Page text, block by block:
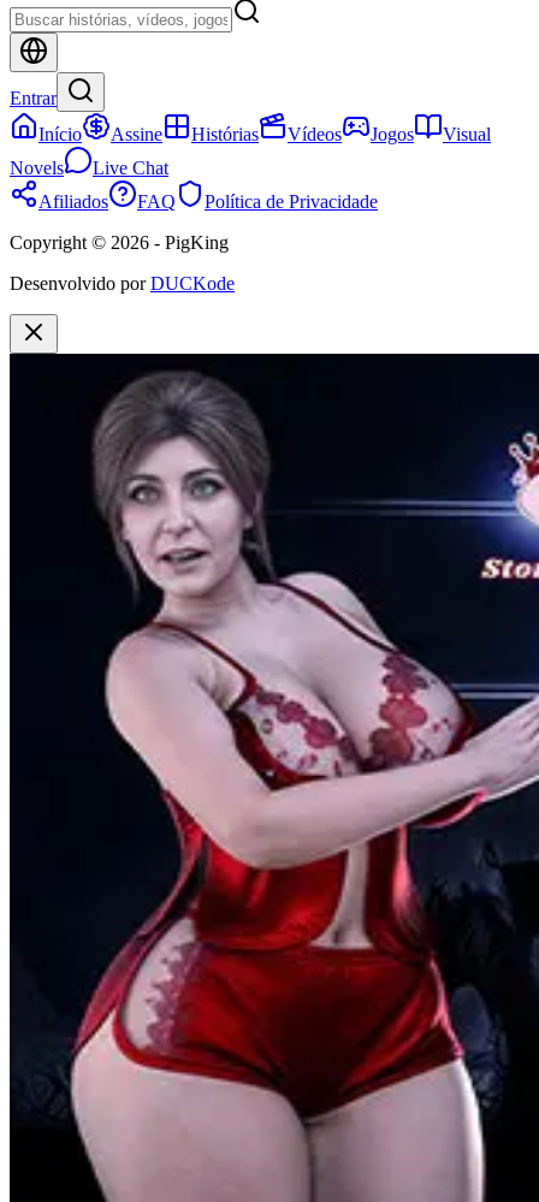
Entrar
Início
Assine Histórias Vídeos Jogos
Visual
Novels
Live Chat
Afiliados
FAQ
Política de Privacidade
Copyright © 2026 - PigKing
Desenvolvido por DUCKode